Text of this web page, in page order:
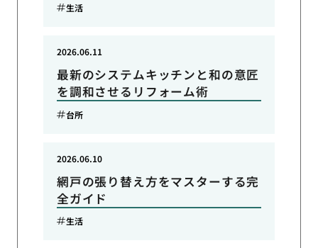
生活
最新のシステムキッチンと和の意匠
を調和させるリフォーム術
2026.06.11
台所
網戸の張り替え方をマスターする完
全ガイド
2026.06.10
生活